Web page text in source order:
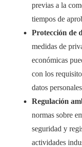
previas a la
tiempos de
Protección de
medidas de
económicas
con los
datos
Regulación
normas sobre
seguridad y
actividades